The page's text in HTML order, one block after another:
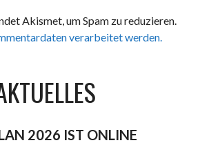
Akismet, um Spam zu reduzieren.
verarbeitet werden.
2026 IST ONLINE